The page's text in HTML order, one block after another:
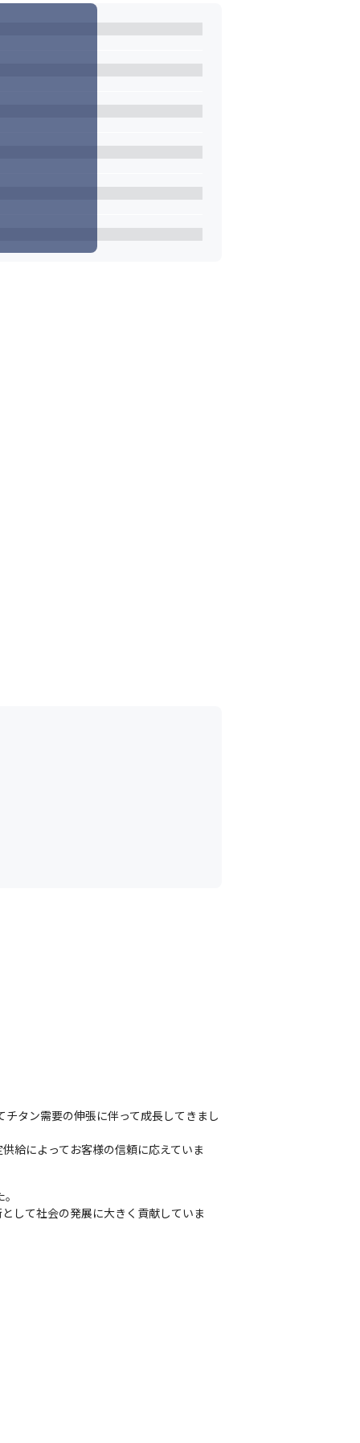
タン需要の伸張に伴って成長してきまし
給によってお客様の信頼に応えていま
して社会の発展に大きく貢献していま